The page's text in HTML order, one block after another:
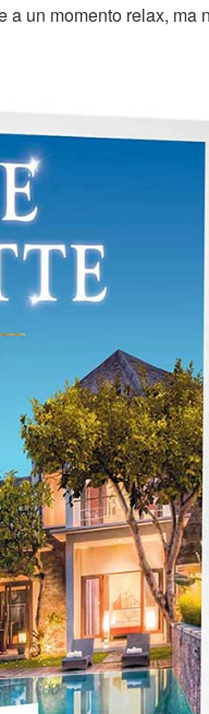
a un momento relax, ma